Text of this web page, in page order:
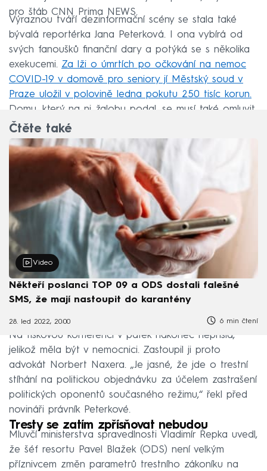
pro štáb CNN Prima NEWS.
Výraznou tváří dezinformační scény se stala také
bývalá reportérka Jana Peterková. I ona vybírá od
svých fanoušků finanční dary a potýká se s několika
exekucemi. Za lži o úmrtích po očkování na nemoc
COVID-19 v domově pro seniory jí Městský soud v
Praze uložil v polovině ledna pokutu 250 tisíc korun.
Domu, který na ni žalobu podal, se musí také omluvit.
Čtěte také
Video
Někteří poslanci TOP 09 a ODS dostali falešné
SMS, že mají nastoupit do karantény
28. led 2022, 20:00 6 min čtení
Na tiskovou konferenci v pátek nakonec nepřišla,
jelikož měla být v nemocnici. Zastoupil ji proto
advokát Norbert Naxera. „Je jasné, že jde o trestní
stíhání na politickou objednávku za účelem zastrašení
politických oponentů současného režimu,“ řekl před
novináři právník Peterkové.
Tresty se zatím zpřísňovat nebudou
Mluvčí ministerstva spravedlnosti Vladimír Řepka uvedl,
že šéf resortu Pavel Blažek (ODS) není velkým
příznivcem změn parametrů trestního zákoníku na